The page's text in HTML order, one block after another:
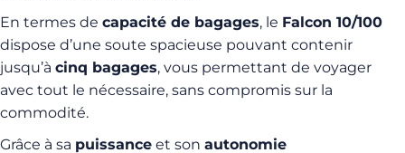
En termes de capacité de bagages, le Falcon 10/100
dispose d’une soute spacieuse pouvant contenir
jusqu’à cinq bagages, vous permettant de voyager
avec tout le nécessaire, sans compromis sur la
commodité.
Grâce à sa puissance et son autonomie